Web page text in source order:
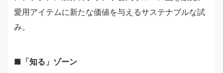
愛用アイテムに新たな価値を与えるサステナブルな試
み。
■「知る」ゾーン